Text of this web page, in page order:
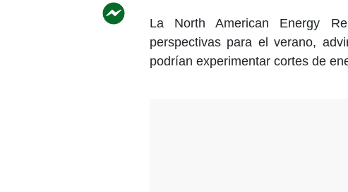
La North American Energy
perspectivas para el verano,
podrían experimentar cortes de